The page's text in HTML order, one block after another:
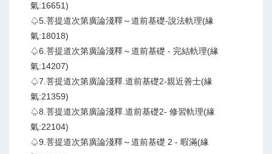
氣:16651)
♤5.菩提道次第廣論淺釋～道前基礎-說法軌理(緣
氣:18018)
♤6.菩提道次第廣論淺釋～道前基礎 - 完結軌理(緣
氣:14207)
♤7.菩提道次第廣論淺釋.道前基礎2-親近善士(緣
氣:21359)
♤8.菩提道次第廣論淺釋.道前基礎2- 修習軌理(緣
氣:22104)
♤9.菩提道次第廣論淺釋～道前基礎 2 - 暇滿(緣